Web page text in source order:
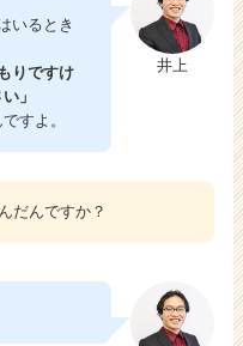
井上
いるとき
りですけ
」
すよ。
だんですか？